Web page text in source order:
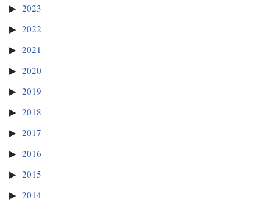
2023
2022
2021
2020
2019
2018
2017
2016
2015
2014